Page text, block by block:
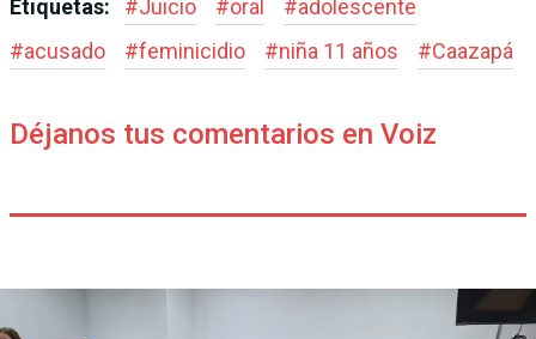
Etiquetas: #Juicio #oral #adolescente
#acusado #feminicidio #niña 11 años #Caazapá
Déjanos tus comentarios en Voiz